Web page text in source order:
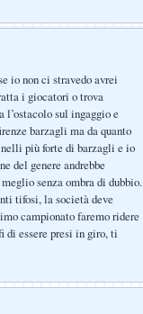
io non ci stravedo avrei
i giocatori o trova
sul ingaggio e
barzagli ma da quanto
più forte di barzagli e io
del genere andrebbe
senza ombra di dubbio.
tifosi, la società deve
campionato faremo ridere
di essere presi in giro, ti